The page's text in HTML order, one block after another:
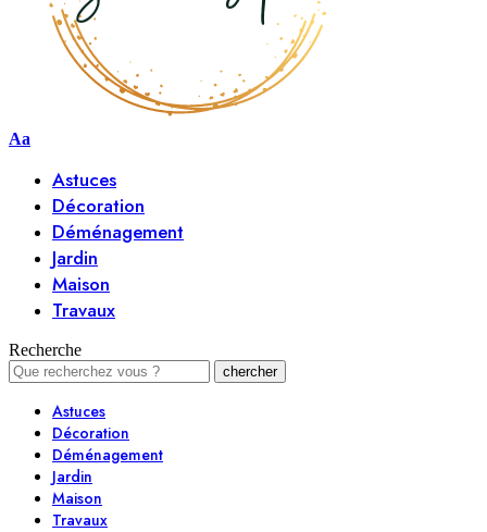
Aa
Astuces
Décoration
Déménagement
Jardin
Maison
Travaux
Recherche
Astuces
Décoration
Déménagement
Jardin
Maison
Travaux